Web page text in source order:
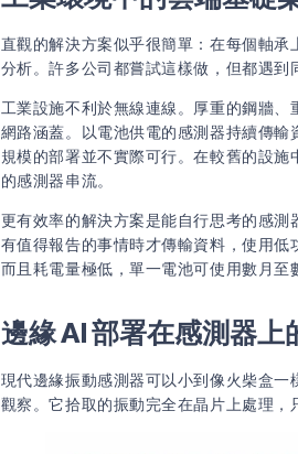
直觀的解決方案似乎很簡單：在每個軸
分析。許多公司都嘗試這樣做，但都遇到
工業設施不利於無線連線。厚重的鋼牆
網路涵蓋。以電池供電的感測器持續傳
規模的部署並不實際可行。在較舊的設
的感測器串流。
更有效率的解決方案是能自行思考的感
有值得報告的事情時才傳輸資料，使用低
而且耗電量極低，單一電池可使用數月至
邊緣 AI 部署在感測器上
現代邊緣振動感測器可以小到像火柴盒
觀察。它拾取的振動完全在晶片上處理，